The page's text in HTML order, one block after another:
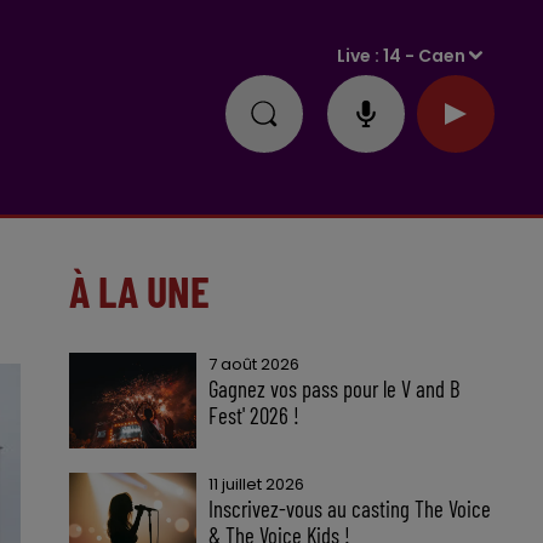
Live :14 - Caen
À LA UNE
7 août 2026
Gagnez vos pass pour le V and B
Fest' 2026 !
11 juillet 2026
Inscrivez-vous au casting The Voice
& The Voice Kids !